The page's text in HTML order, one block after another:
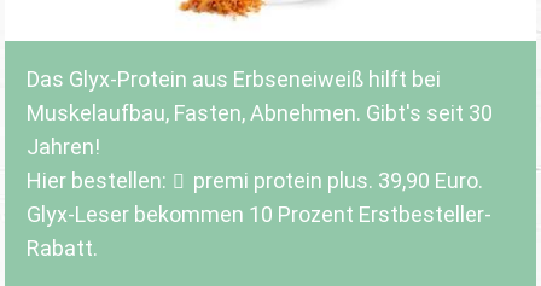
Das Glyx-Protein aus Erbseneiweiß hilft bei
Muskelaufbau, Fasten, Abnehmen. Gibt's seit 30
Jahren!
Hier bestellen:
premi protein plus. 39,90 Euro.
Glyx-Leser bekommen 10 Prozent Erstbesteller-
Rabatt.